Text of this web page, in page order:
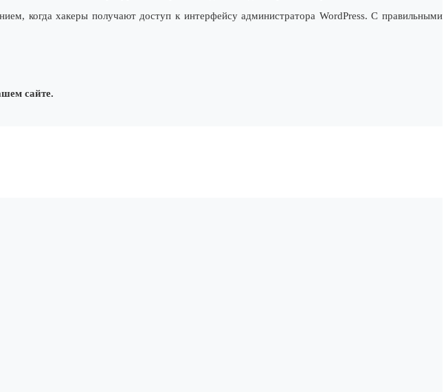
когда хакеры получают доступ к интерфейсу администратора WordPress. С правильными
сайте.